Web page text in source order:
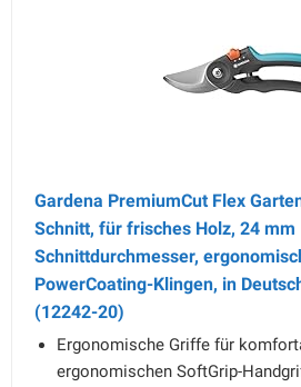
Gardena PremiumCut Flex
Schnitt, für frisches Holz, 24 mm
Schnittdurchmesser,
PowerCoating-Klingen, in
(12242-20)
Ergonomische Griffe für
ergonomischen SoftGrip-